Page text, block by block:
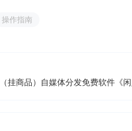
操作指南